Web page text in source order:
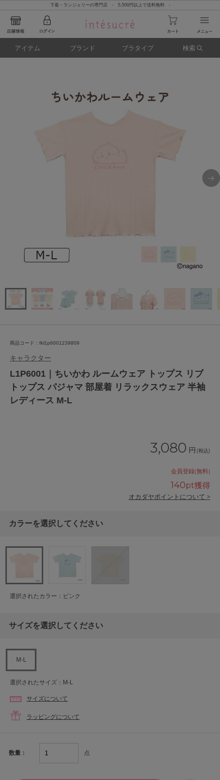
下着・ランジェリーの専門店 - 5,500円以上で送料無料 -
アイテム ブランド ブラタイプ 検索
商品コード：fkl1p6001239809
キャラクター
L1P6001｜ちいかわ ルームウェア トップス リブ
トップス パジャマ 部屋着 リラックスウェア 半袖
レディース M-L
3,080 円 (税込)
会員登録(無料)
140pt獲得
オカダヤポイントについて >
カラーを選択してください
選択されたカラー：ピンク
サイズを選択してください
M-L
選択されたサイズ：M-L
サイズについて
ラッピングについて
数量： 点